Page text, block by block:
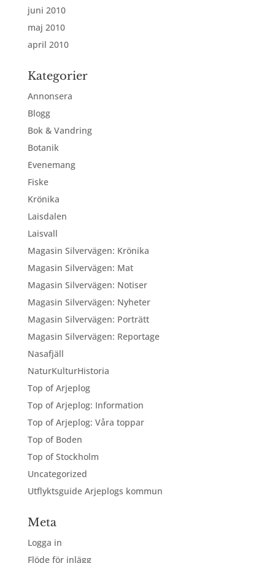
juni 2010
maj 2010
april 2010
Kategorier
Annonsera
Blogg
Bok & Vandring
Botanik
Evenemang
Fiske
Krönika
Laisdalen
Laisvall
Magasin Silvervägen: Krönika
Magasin Silvervägen: Mat
Magasin Silvervägen: Notiser
Magasin Silvervägen: Nyheter
Magasin Silvervägen: Porträtt
Magasin Silvervägen: Reportage
Nasafjäll
NaturKulturHistoria
Top of Arjeplog
Top of Arjeplog: Information
Top of Arjeplog: Våra toppar
Top of Boden
Top of Stockholm
Uncategorized
Utflyktsguide Arjeplogs kommun
Meta
Logga in
Flöde för inlägg